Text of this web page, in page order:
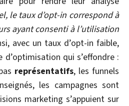
le taux d’opt-in correspond à
ayant consenti à l’utilisation
avec un taux d’opt-in faible,
qui s’effondre :
représentatifs, les funnels
les campagnes sont
marketing s’appuient sur